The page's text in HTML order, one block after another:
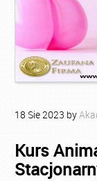
18 Sie2023 by
Kurs